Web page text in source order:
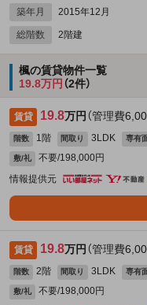
築年月
2015年12月
総階数 2階建
楓の賃貸物件一覧
19.8万円 （2件）
賃貸 19.8万円 （管理費
階数 1階 間取り 3LDK 専有
敷/礼
不要/198,000円
情報提供元
賃貸 19.8万円 （管理費
階数 2階 間取り 3LDK 専有
敷/礼
不要/198,000円